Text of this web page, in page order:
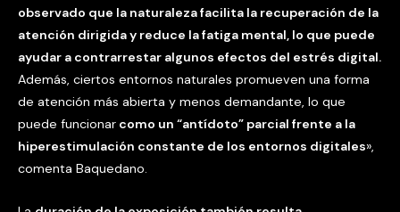
observado que la naturaleza facilita la recuperación de la
atención dirigida y reduce la fatiga mental, lo que puede
ayudar a contrarrestar algunos efectos del estrés digital.
Además, ciertos entornos naturales promueven una forma
de atención más abierta y menos demandante, lo que
puede funcionar como un “antídoto” parcial frente a la
hiperestimulación constante de los entornos digitales»,
comenta Baquedano.